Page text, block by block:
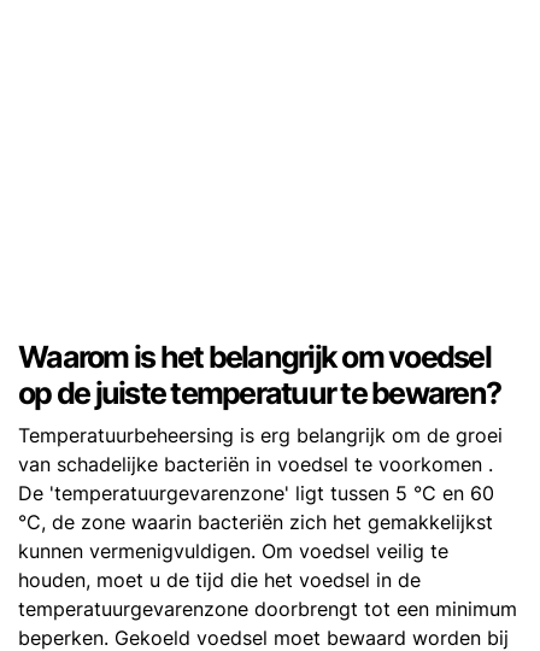
Waarom is het belangrijk om voedsel
op de juiste temperatuur te bewaren?
Temperatuurbeheersing is erg belangrijk om de groei
van schadelijke bacteriën in voedsel te voorkomen .
De 'temperatuurgevarenzone' ligt tussen 5 °C en 60
°C, de zone waarin bacteriën zich het gemakkelijkst
kunnen vermenigvuldigen. Om voedsel veilig te
houden, moet u de tijd die het voedsel in de
temperatuurgevarenzone doorbrengt tot een minimum
beperken. Gekoeld voedsel moet bewaard worden bij